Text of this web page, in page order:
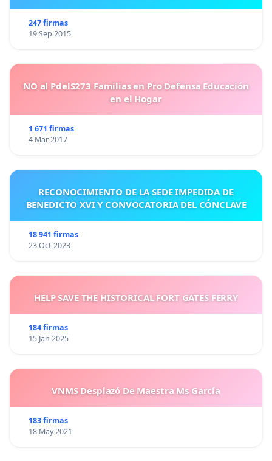
247 firmas
19 Sep 2015
NO al PdelS273 Familias en Pro Defensa Educación
en el Hogar
1 671 firmas
4 Mar 2017
RECONOCIMIENTO DE LA SEDE IMPEDIDA DE
BENEDICTO XVI Y CONVOCATORIA DEL CÓNCLAVE
18 941 firmas
23 Oct 2023
HELP SAVE THE HISTORICAL FORT GATES FERRY
184 firmas
15 Jan 2025
VNMS Desplazó De Maestra Ms García
183 firmas
18 May 2021